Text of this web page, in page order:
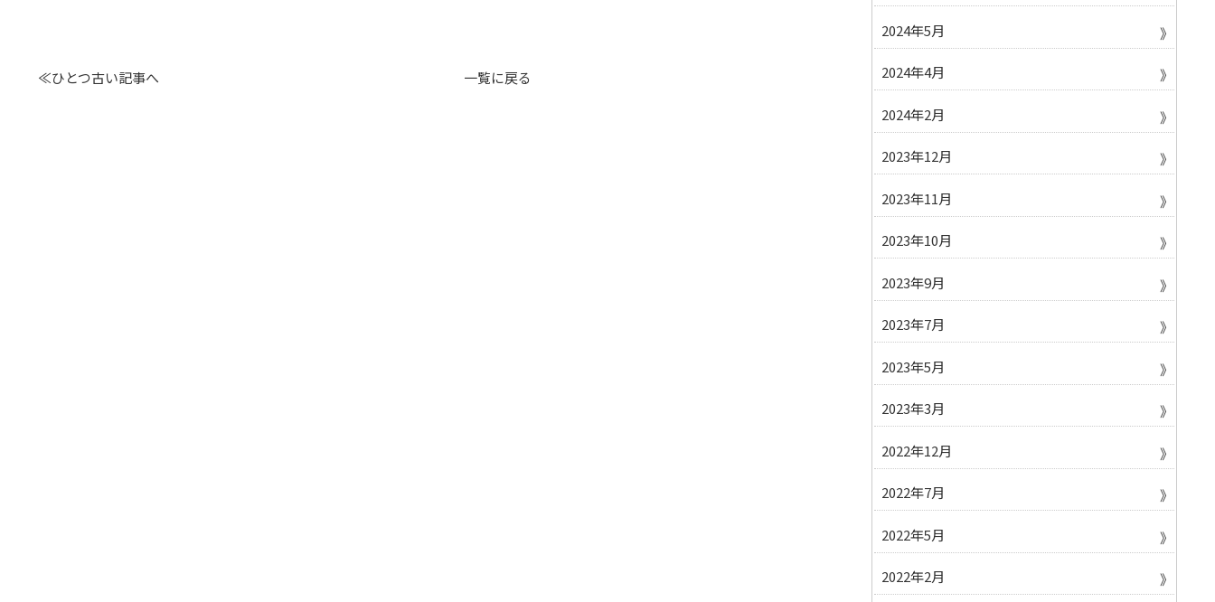
≪ひとつ古い記事へ 一覧に戻る
2024年5月
2024年4月
2024年2月
2023年12月
2023年11月
2023年10月
2023年9月
2023年7月
2023年5月
2023年3月
2022年12月
2022年7月
2022年5月
2022年2月